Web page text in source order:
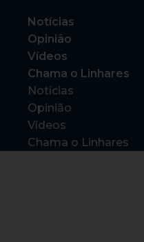
Notícias
Opinião
Vídeos
Chama o Linhares
Notícias
Opinião
Vídeos
Chama o Linhares